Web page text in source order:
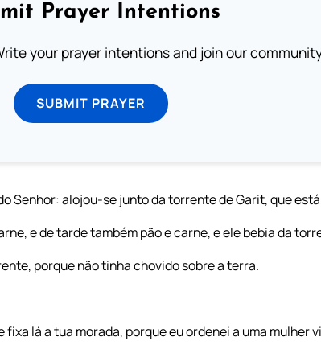
Prayer Intentions
your prayer intentions and join our
SUBMIT PRAYER
Senhor: alojou-se junto da torrente de Garit, que
e de tarde também pão e carne, e ele bebia da
porque não tinha chovido sobre a terra.
lá a tua morada, porque eu ordenei a uma mulher